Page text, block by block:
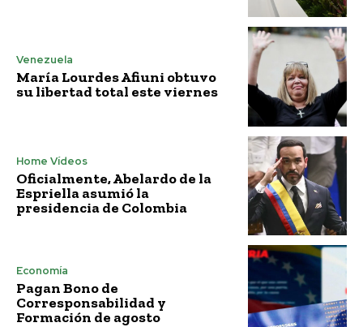
Venezuela
María Lourdes Afiuni obtuvo
su libertad total este viernes
Home Vídeos
Oficialmente, Abelardo de la
Espriella asumió la
presidencia de Colombia
Economía
Pagan Bono de
Corresponsabilidad y
Formación de agosto